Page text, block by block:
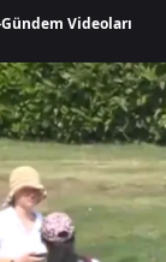
Gündem Videoları